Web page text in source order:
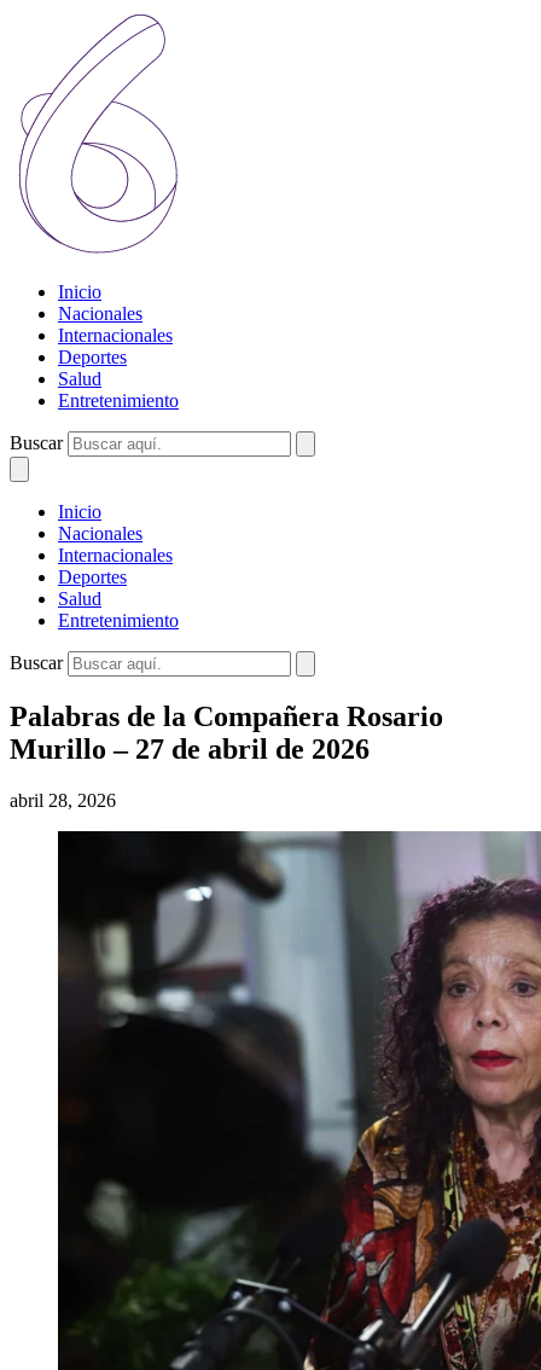
Inicio
Nacionales
Internacionales
Deportes
Salud
Entretenimiento
Buscar
Inicio
Nacionales
Internacionales
Deportes
Salud
Entretenimiento
Buscar
Palabras de la Compañera Rosario
Murillo – 27 de abril de 2026
abril 28, 2026